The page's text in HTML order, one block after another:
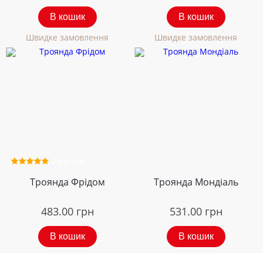
В кошик
Швидке замовлення
В кошик
Швидке замовлення
Троянда Фрідом
483.00 грн
В кошик
Троянда Мондіаль
531.00 грн
В кошик